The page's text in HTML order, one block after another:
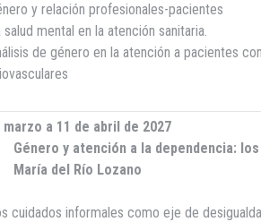
y relación profesionales-pacientes
salud mental en la atención sanitaria.
de género en la atención a pacientes
marzo a 11 de abril de 2027
y atención a la dependencia: los
del Río Lozano
cuidados informales como eje de